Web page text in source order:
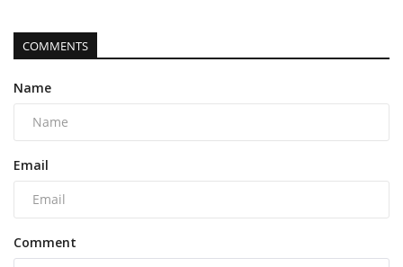
COMMENTS
Name
Email
Comment